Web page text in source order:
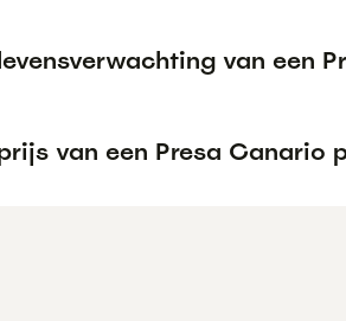
van een
van een Presa Canario